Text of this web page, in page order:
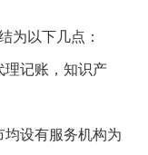
为以下几点：
理记账，知识产
均设有服务机构为